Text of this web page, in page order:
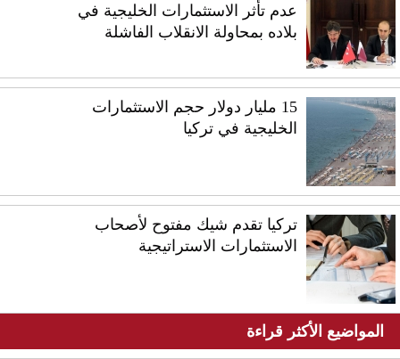
عدم تأثر الاستثمارات الخليجية في
بلاده بمحاولة الانقلاب الفاشلة
15 مليار دولار حجم الاستثمارات
الخليجية في تركيا
تركيا تقدم شيك مفتوح لأصحاب
الاستثمارات الاستراتيجية
المواضيع الأكثر قراءة